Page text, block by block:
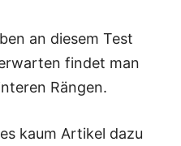
an diesem Test
findet man
Rängen.
kaum Artikel dazu